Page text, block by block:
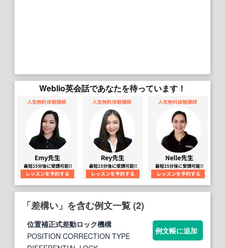
Weblio英会話であなたを待っています！
「差構い」を含む例文一覧 (2)
位置補正式差動ロック機構
POSITION CORRECTION TYPE
例文帳に追加